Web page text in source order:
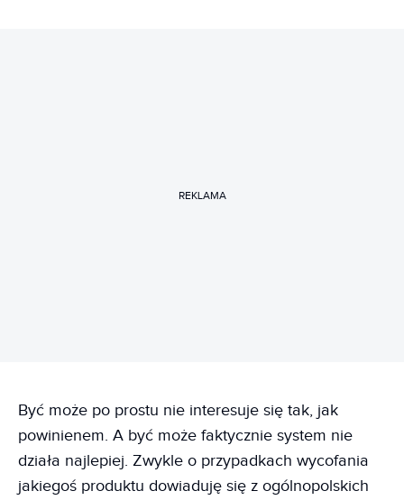
REKLAMA
Być może po prostu nie interesuje się tak, jak
powinienem. A być może faktycznie system nie
działa najlepiej. Zwykle o przypadkach wycofania
jakiegoś produktu dowiaduję się z ogólnopolskich